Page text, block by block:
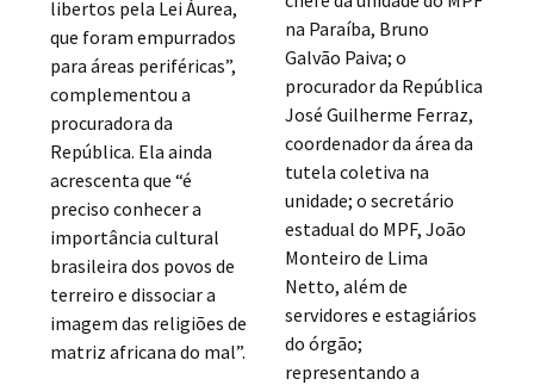
libertos pela Lei Áurea,
que foram empurrados
para áreas periféricas”,
complementou a
procuradora da
República. Ela ainda
acrescenta que “é
preciso conhecer a
importância cultural
brasileira dos povos de
terreiro e dissociar a
imagem das religiões de
matriz africana do mal”.
na Paraíba, Bruno
Galvão Paiva; o
procurador da República
José Guilherme Ferraz,
coordenador da área da
tutela coletiva na
unidade; o secretário
estadual do MPF, João
Monteiro de Lima
Netto, além de
servidores e estagiários
do órgão;
representando a